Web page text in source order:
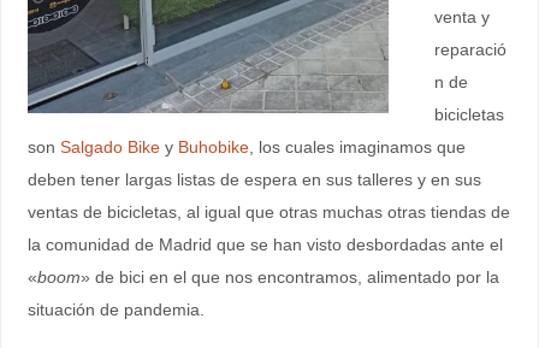
venta y
reparació
n de
bicicletas
son Salgado Bikey Buhobike, los cuales imaginamos que
deben tener largas listas de espera en sus talleres y en sus
ventas de bicicletas, al igual que otras muchas otras tiendas de
la comunidad de Madrid que se han visto desbordadas ante el
«boom» de bici en el que nos encontramos, alimentado por la
situación de pandemia.